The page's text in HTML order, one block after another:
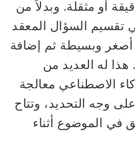
أو مثقلة. وبدلاً من
تقسيم السؤال المعقد
أصغر وبسيطة ثم إضافة
هذا له العديد من
الاصطناعي معالجة
وجه التحديد، وتتاح
في الموضوع أثناء